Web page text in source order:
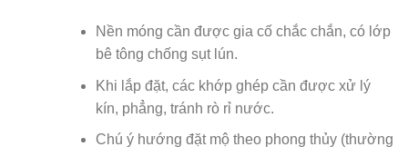
Nền móng cần được gia cố chắc chắn, có lớp
bê tông chống sụt lún.
Khi lắp đặt, các khớp ghép cần được xử lý
kín, phẳng, tránh rò rỉ nước.
Chú ý hướng đặt mộ theo phong thủy (thường